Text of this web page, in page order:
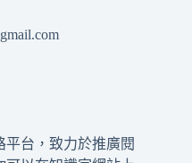
台，致力於推廣閱